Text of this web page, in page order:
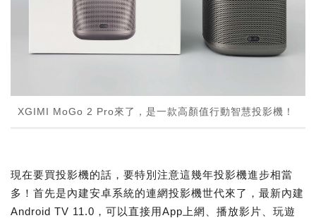
XGIMI MoGo 2 Pro來了，是一款高顏值行動智慧投影機！
現在要買投影機的話，要特別注意這幾年投影機進步相當
多！首先是內建安卓系統的連網投影機世代來了，最新內建
Android TV 11.0，可以直接用App上網、播放影片、玩遊